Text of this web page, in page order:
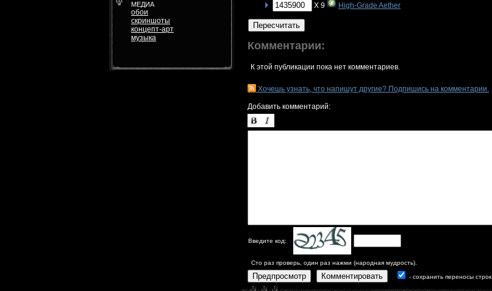
МЕДИА
обои
скриншоты
концепт-арт
музыка
X 9
High-Grade Aether
Пересчитать
Комментарии:
К этой публикации пока нет комментариев.
Хочешь узнать, что напишут другие? Подпишись на комментарии.
Добавить комментарий:
Введите код:
Сто раз проверь, один раз нажми (народная мудрость).
Предпросмотр Комментировать - сохранить переносы строк